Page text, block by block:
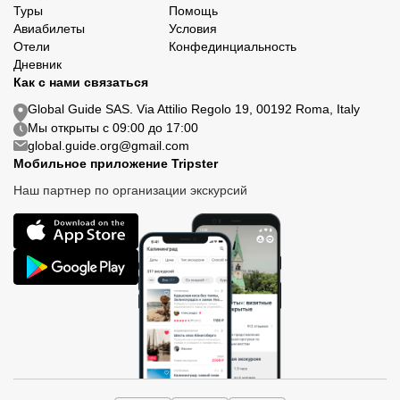
Туры
Авиабилеты
Отели
Дневник
Помощь
Условия
Конфединциальность
Как с нами связаться
Global Guide SAS. Via Attilio Regolo 19, 00192 Roma, Italy
Мы открыты с 09:00 до 17:00
global.guide.org@gmail.com
Мобильное приложение Tripster
Наш партнер по организации экскурсий